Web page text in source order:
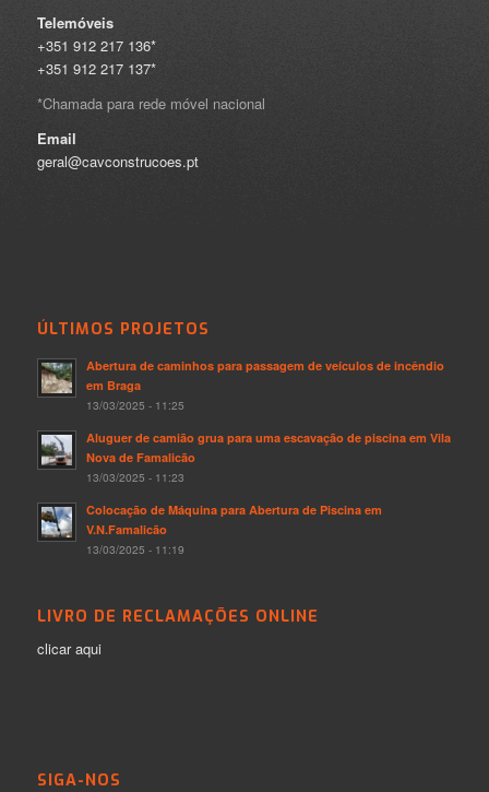
Telemóveis
+351 912 217 136*
+351 912 217 137*
*Chamada para rede móvel nacional
Email
geral@cavconstrucoes.pt
ÚLTIMOS PROJETOS
Abertura de caminhos para passagem de veículos de incêndio
em Braga
13/03/2025 - 11:25
Aluguer de camião grua para uma escavação de piscina em Vila
Nova de Famalicão
13/03/2025 - 11:23
Colocação de Máquina para Abertura de Piscina em
V.N.Famalicão
13/03/2025 - 11:19
LIVRO DE RECLAMAÇÕES ONLINE
clicar aqui
SIGA-NOS